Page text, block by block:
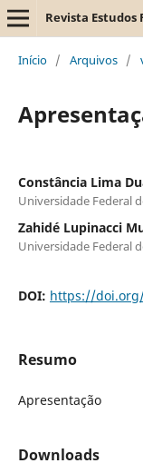
Revista Estudos
Início / Arquivos /
Constância Lima
Universidade Federal
Zahidé Lupinacci
Universidade Federal
DOI: https://doi.org/
Resumo
Apresentação
Downloads